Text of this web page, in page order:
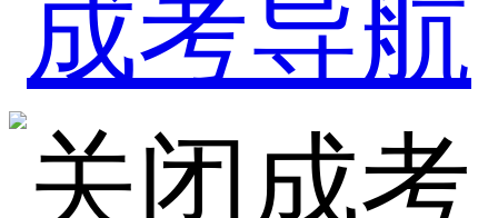
成考